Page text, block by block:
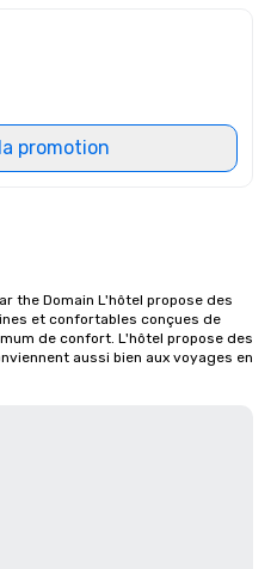
promotion
the Domain L'hôtel propose des
et confortables conçues de
de confort. L'hôtel propose des
aussi bien aux voyages en